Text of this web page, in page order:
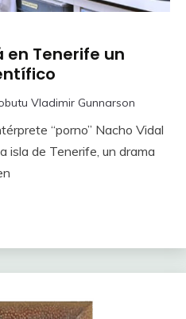
en Tenerife un
Vladimir Gunnarson
“porno” Nacho Vidal
isla de Tenerife, un drama